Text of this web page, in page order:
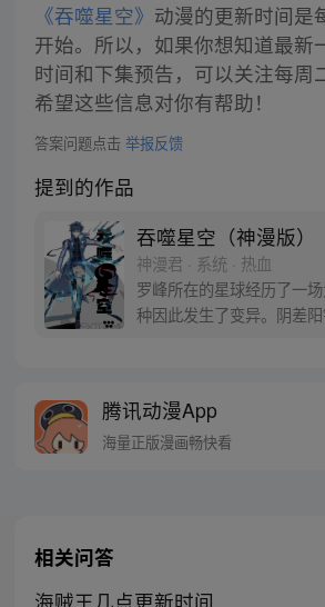
《吞噬星空》 动漫的更新时间是
开始。所以，如果你想知道最新
时间和下集预告，可以关注每周
希望这些信息对你有帮助！
答案问题点击 举报反馈
提到的作品
吞噬星空（神漫版）
神漫君 · 系统 · 热血
罗峰所在的星球经历了一
种因此发生了变异。阴差
取而代之，成为了新的星
还形成了人类分身。最终
腾讯动漫App
海量正版漫画畅快看
相关问答
海贼王几点更新时间